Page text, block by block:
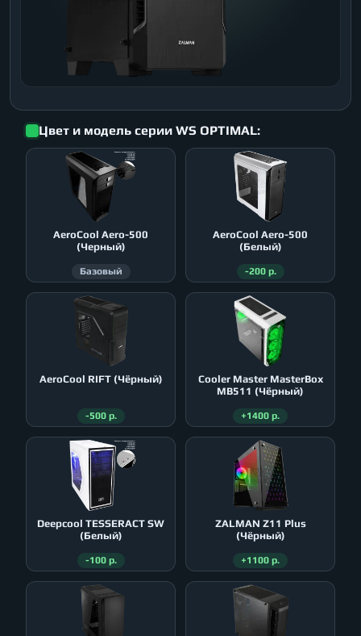
Цвет и модель серии WS OPTIMAL:
AeroСool Aero-500
(Черный)
Базовый
AeroСool Aero-500
(Белый)
-200 р.
AeroСool RIFT (Чёрный)
-500 р.
Cooler Master MasterBox
MB511 (Чёрный)
+1400 р.
Deepcool TESSERACT SW
(Белый)
-100 р.
ZALMAN Z11 Plus
(Чёрный)
+1100 р.